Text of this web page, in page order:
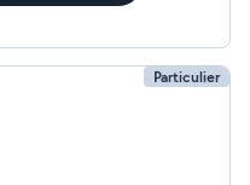
Particulier